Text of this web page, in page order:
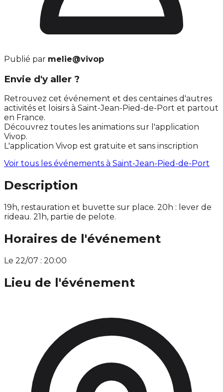
Publié par melie@vivop
Envie d'y aller ?
Retrouvez cet événement et des centaines d'autres
activités et loisirs à Saint-Jean-Pied-de-Port et partout
en France.
Découvrez toutes les animations sur l'application
Vivop.
L'application Vivop est gratuite et sans inscription
Voir tous les événements à Saint-Jean-Pied-de-Port
Description
19h, restauration et buvette sur place. 20h : lever de
rideau. 21h, partie de pelote.
Horaires de l'événement
Le 22/07 : 20:00
Lieu de l'événement